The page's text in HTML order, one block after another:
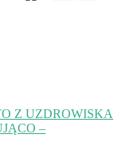
Z UZDROWISKA
–